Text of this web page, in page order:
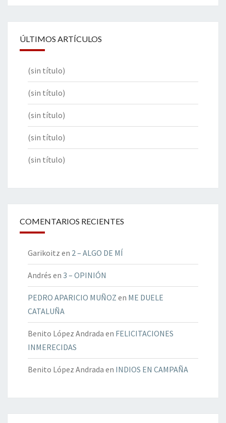
ÚLTIMOS ARTÍCULOS
(sin título)
(sin título)
(sin título)
(sin título)
(sin título)
COMENTARIOS RECIENTES
Garikoitz en 2 – ALGO DE MÍ
Andrés en 3 – OPINIÓN
PEDRO APARICIO MUÑOZ en ME DUELE
CATALUÑA
Benito López Andrada en FELICITACIONES
INMERECIDAS
Benito López Andrada en INDIOS EN CAMPAÑA